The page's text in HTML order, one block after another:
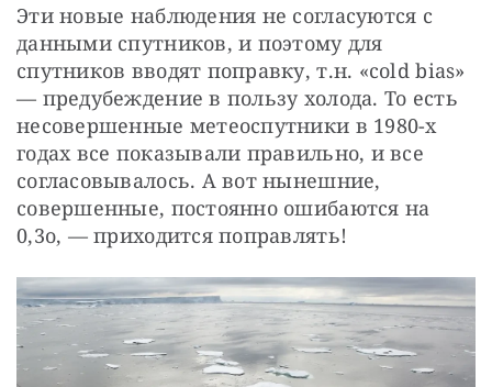
Эти новые наблюдения не согласуются с
данными спутников, и поэтому для
спутников вводят поправку, т.н. «cold bias»
— предубеждение в пользу холода. То есть
несовершенные метеоспутники в 1980-х
годах все показывали правильно, и все
согласовывалось. А вот нынешние,
совершенные, постоянно ошибаются на
0,3o, — приходится поправлять!